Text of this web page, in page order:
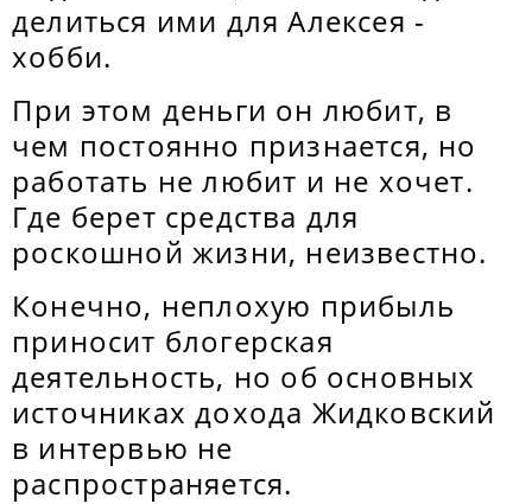
делиться ими для Алексея -
хобби.
При этом деньги он любит, в
чем постоянно признается, но
работать не любит и не хочет.
Где берет средства для
роскошной жизни, неизвестно.
Конечно, неплохую прибыль
приносит блогерская
деятельность, но об основных
источниках дохода Жидковский
в интервью не
распространяется.